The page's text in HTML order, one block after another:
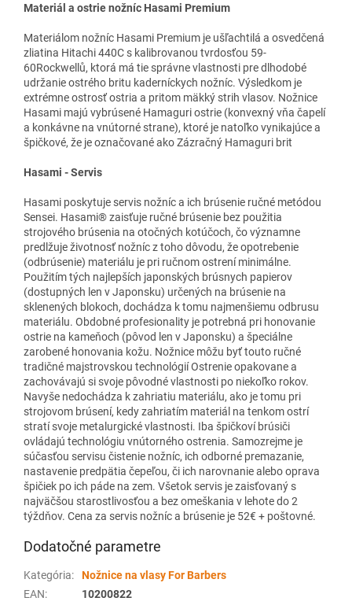
Materiál a ostrie nožníc Hasami Premium
Materiálom nožníc Hasami Premium je ušľachtilá a osvedčená
zliatina Hitachi 440C s kalibrovanou tvrdosťou 59-
60Rockwellů, ktorá má tie správne vlastnosti pre dlhodobé
udržanie ostrého britu kaderníckych nožníc. Výsledkom je
extrémne ostrosť ostria a pritom mäkký strih vlasov. Nožnice
Hasami majú vybrúsené Hamaguri ostrie (konvexný vňa čapelí
a konkávne na vnútorné strane), ktoré je natoľko vynikajúce a
špičkové, že je označované ako Zázračný Hamaguri brit
Hasami - Servis
Hasami poskytuje servis nožníc a ich brúsenie ručné metódou
Sensei. Hasami® zaisťuje ručné brúsenie bez použitia
strojového brúsenia na otočných kotúčoch, čo významne
predlžuje životnosť nožníc z toho dôvodu, že opotrebenie
(odbrúsenie) materiálu je pri ručnom ostrení minimálne.
Použitím tých najlepších japonských brúsnych papierov
(dostupných len v Japonsku) určených na brúsenie na
sklenených blokoch, dochádza k tomu najmenšiemu odbrusu
materiálu. Obdobné profesionality je potrebná pri honovanie
ostrie na kameňoch (pôvod len v Japonsku) a špeciálne
zarobené honovania kožu. Nožnice môžu byť touto ručné
tradičné majstrovskou technológií Ostrenie opakovane a
zachovávajú si svoje pôvodné vlastnosti po niekoľko rokov.
Navyše nedochádza k zahriatiu materiálu, ako je tomu pri
strojovom brúsení, kedy zahriatím materiál na tenkom ostrí
stratí svoje metalurgické vlastnosti. Iba špičkoví brúsiči
ovládajú technológiu vnútorného ostrenia. Samozrejme je
súčasťou servisu čistenie nožníc, ich odborné premazanie,
nastavenie predpätia čepeľou, či ich narovnanie alebo oprava
špičiek po ich páde na zem. Všetok servis je zaisťovaný s
najväčšou starostlivosťou a bez omeškania v lehote do 2
týždňov. Cena za servis nožníc a brúsenie je 52€ + poštovné.
Dodatočné parametre
Kategória:
Nožnice na vlasy For Barbers
EAN:
10200822